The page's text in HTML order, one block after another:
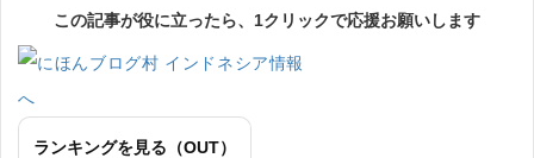
この記事が役に立ったら、1クリックで応援お願いします
ランキングを見る（OUT）